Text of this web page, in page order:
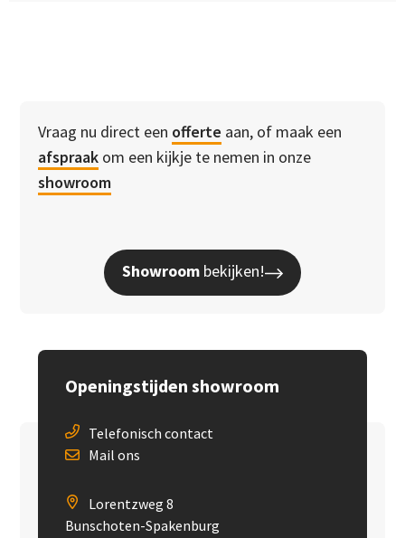
Vraag nu direct een offerte aan, of maak een
afspraak om een kijkje te nemen in onze
showroom
Showroom bekijken!
Openingstijden showroom
Telefonisch contact
Mail ons
Lorentzweg 8
Bunschoten-Spakenburg